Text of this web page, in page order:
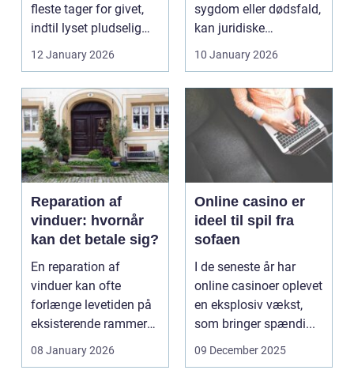
fleste tager for givet,
indtil lyset pludselig
går, el...
12 January 2026
sygdom eller dødsfald,
kan juridiske
spørgsmål hurtigt
vokse si...
10 January 2026
Reparation af
vinduer: hvornår
kan det betale sig?
En reparation af
vinduer kan ofte
forlænge levetiden på
eksisterende rammer
og glas med ...
08 January 2026
Online casino er
ideel til spil fra
sofaen
I de seneste år har
online casinoer oplevet
en eksplosiv vækst,
som bringer spændi...
09 December 2025